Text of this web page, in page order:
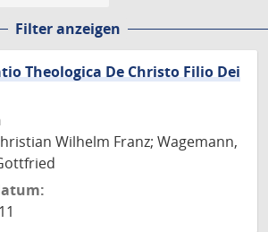
Filter anzeigen
Theologica De Christo Filio Dei
Wilhelm Franz; Wagemann,